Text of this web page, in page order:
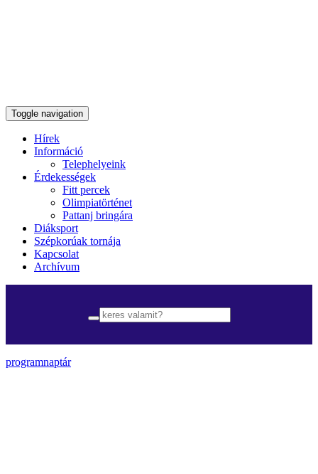
Toggle navigation
Hírek
Információ
Telephelyeink
Érdekességek
Fitt percek
Olimpiatörténet
Pattanj bringára
Diáksport
Szépkorúak tornája
Kapcsolat
Archívum
programnaptár